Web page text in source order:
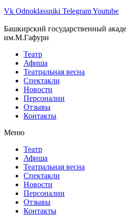
Vk Odnoklassniki TelegramYoutube
Башкирский государственный
им.М.Гафури
Театр
Афиша
Театральная весна
Спектакли
Новости
Персоналии
Отзывы
Контакты
Меню
Театр
Афиша
Театральная весна
Спектакли
Новости
Персоналии
Отзывы
Контакты